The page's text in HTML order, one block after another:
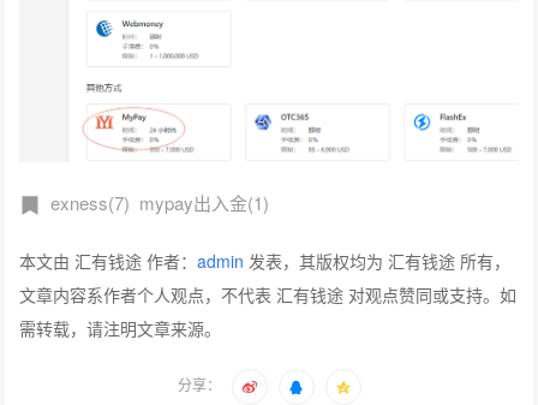
exness(7) mypay出入金(1)
本文由 汇有钱途 作者：admin 发表，其版权均为 汇有钱途 所有，
文章内容系作者个人观点，不代表 汇有钱途 对观点赞同或支持。如
需转载，请注明文章来源。
分享：